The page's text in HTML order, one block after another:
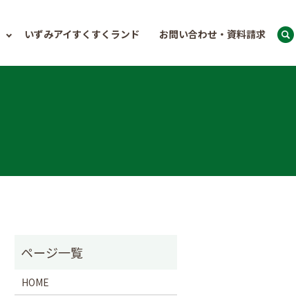
いずみアイすくすくランド お問い合わせ・資料請求
HOME